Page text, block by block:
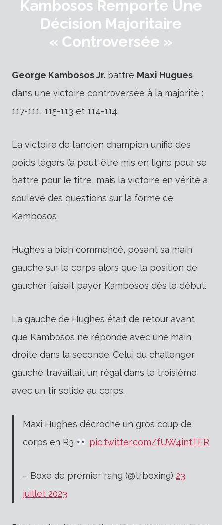
Kambosos Remporte Une
Décision Majoritaire
« Controversée »
George Kambosos Jr. battre Maxi Hugues
dans une victoire controversée à la majorité :
117-111, 115-113 et 114-114.
La victoire de l’ancien champion unifié des
poids légers l’a peut-être mis en ligne pour se
battre pour le titre, mais la victoire en vérité a
soulevé des questions sur la forme de
Kambosos.
Hughes a bien commencé, posant sa main
gauche sur le corps alors que la position de
gaucher faisait payer Kambosos dès le début.
La gauche de Hughes était de retour avant
que Kambosos ne réponde avec une main
droite dans la seconde. Celui du challenger
gauche travaillait un régal dans le troisième
avec un tir solide au corps.
Maxi Hughes décroche un gros coup de
corps en R3
pic.twitter.com/fUW4intTFR
– Boxe de premier rang (@trboxing) 23
juillet 2023